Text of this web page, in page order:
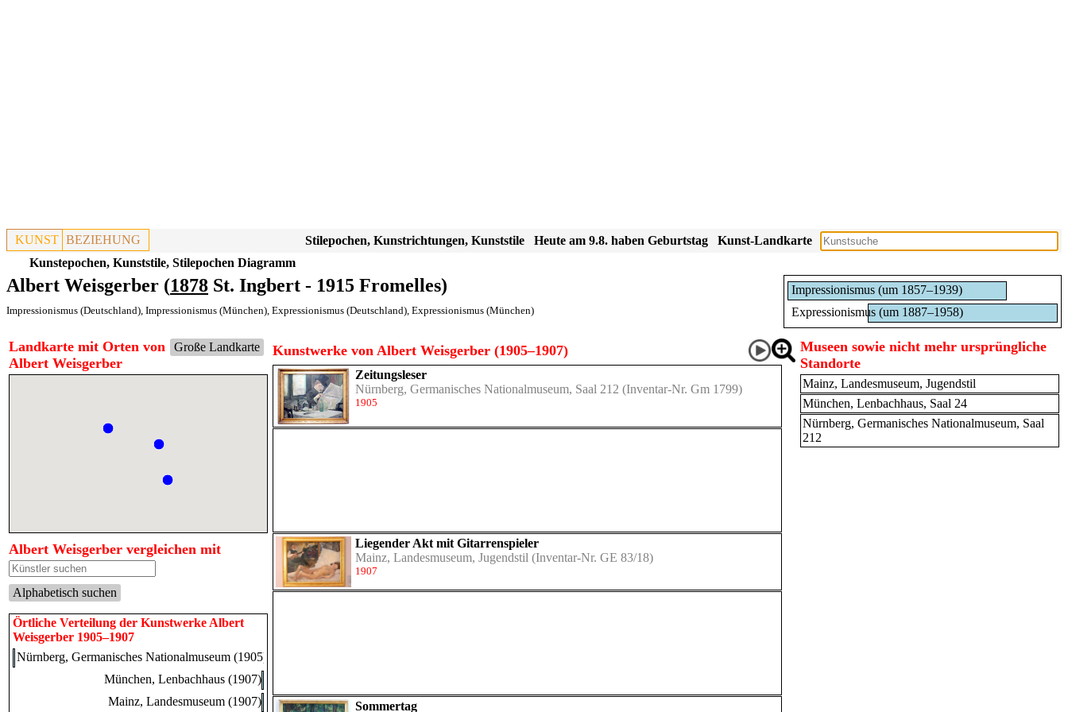
KUNST BEZIEHUNG Kunst-Landkarte
Heute am 9.8. haben Geburtstag
Stilepochen, Kunstrichtungen, Kunststile
Kunstepochen, Kunststile, Stilepochen Diagramm
Impressionismus (um 1857–1939)
Expressionismus (um 1887–1958)
Albert Weisgerber (1878 St. Ingbert - 1915 Fromelles)
Impressionismus (Deutschland), Impressionismus (München), Expressionismus (Deutschland), Expressionismus (München)
Große Landkarte
Landkarte mit Orten von
Albert Weisgerber
Albert Weisgerber vergleichen mit
Alphabetisch suchen
Örtliche Verteilung der Kunstwerke Albert
Weisgerber 1905–1907
Nürnberg, Germanisches Nationalmuseum (1905)
München, Lenbachhaus (1907)
Mainz, Landesmuseum (1907)
Kunstwerke von Albert Weisgerber (1905–1907)
Zeitungsleser
Nürnberg, Germanisches Nationalmuseum, Saal 212 (Inventar-Nr. Gm 1799)
1905
Liegender Akt mit Gitarrenspieler
Mainz, Landesmuseum, Jugendstil (Inventar-Nr. GE 83/18)
1907
Sommertag
Museen sowie nicht mehr ursprüngliche
Standorte
Mainz, Landesmuseum, Jugendstil
München, Lenbachhaus, Saal 24
Nürnberg, Germanisches Nationalmuseum, Saal
212